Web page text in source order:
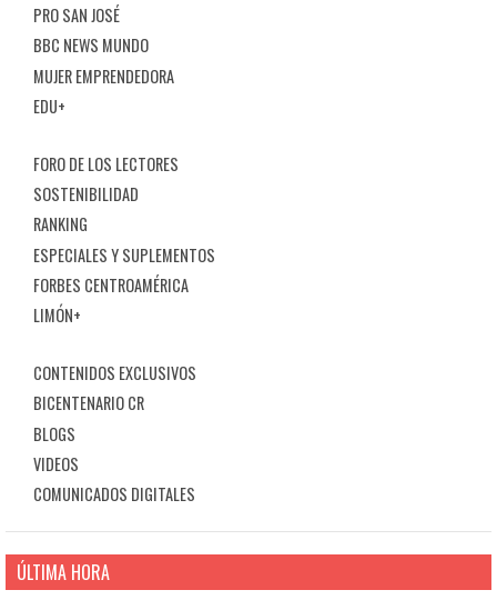
PRO SAN JOSÉ
BBC NEWS MUNDO
MUJER EMPRENDEDORA
EDU+
FORO DE LOS LECTORES
SOSTENIBILIDAD
RANKING
ESPECIALES Y SUPLEMENTOS
FORBES CENTROAMÉRICA
LIMÓN+
CONTENIDOS EXCLUSIVOS
BICENTENARIO CR
BLOGS
VIDEOS
COMUNICADOS DIGITALES
ÚLTIMA HORA